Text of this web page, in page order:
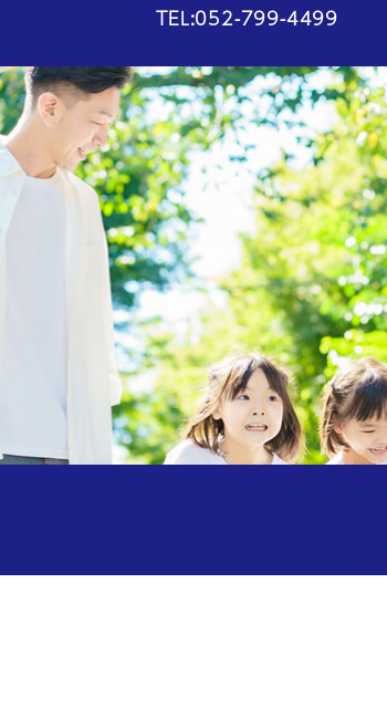
TEL:052-799-4499